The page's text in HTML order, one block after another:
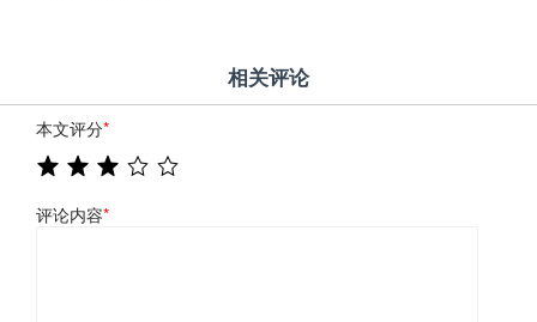
相关评论
本文评分*
评论内容*